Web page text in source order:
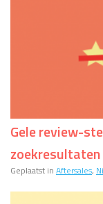
Gele review-
zoekresultaten
Geplaatst in Aftersales,